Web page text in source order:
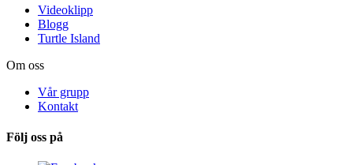
Videoklipp
Blogg
Turtle Island
Om oss
Vår grupp
Kontakt
Följ oss på